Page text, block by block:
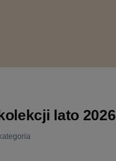
lato 2026